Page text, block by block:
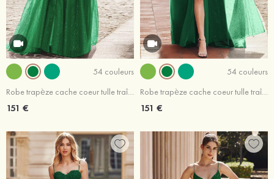
54 couleurs
Robe trapèze cache coeur tulle traîne balayage robe de bal
151 €
54 couleurs
Robe trapèze cache coeur tulle traîne balayage robe de bal
151 €